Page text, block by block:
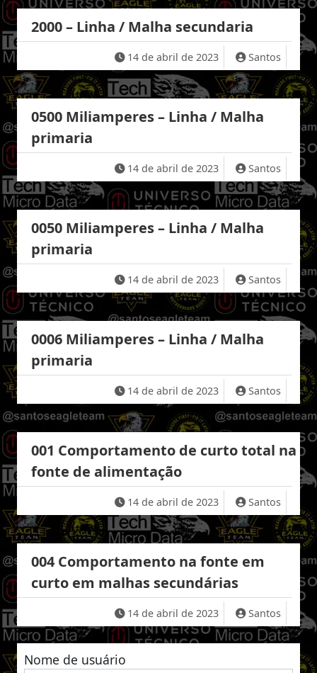
2000 – Linha / Malha secundaria
14 de abril de 2023 Santos
0500 Miliamperes – Linha / Malha
primaria
14 de abril de 2023 Santos
0050 Miliamperes – Linha / Malha
primaria
14 de abril de 2023 Santos
0006 Miliamperes – Linha / Malha
primaria
14 de abril de 2023 Santos
001 Comportamento de curto total na
fonte de alimentação
14 de abril de 2023 Santos
004 Comportamento na fonte em
curto em malhas secundárias
14 de abril de 2023 Santos
Nome de usuário